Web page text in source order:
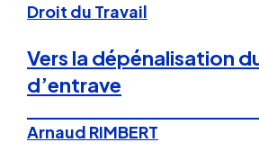
Droit du Travail
Vers la dépénalisation
d’entrave
Arnaud RIMBERT